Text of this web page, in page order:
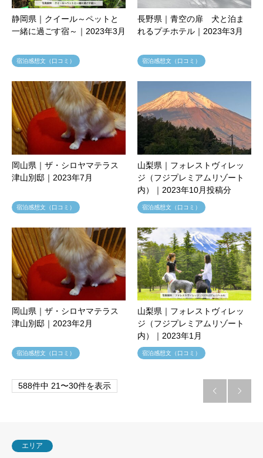
静岡県｜クイール～ペットと
一緒に過ごす宿～｜2023年3月
宿泊感想文（口コミ）
長野県｜青空の扉 犬と泊ま
れるプチホテル｜2023年3月
宿泊感想文（口コミ）
岡山県｜ザ・シロヤマテラス
津山別邸｜2023年7月
宿泊感想文（口コミ）
山梨県｜フォレストヴィレッ
ジ（フジプレミアムリゾート
内）｜2023年10月投稿分
宿泊感想文（口コミ）
岡山県｜ザ・シロヤマテラス
津山別邸｜2023年2月
宿泊感想文（口コミ）
山梨県｜フォレストヴィレッ
ジ（フジプレミアムリゾート
内）｜2023年1月
宿泊感想文（口コミ）
588件中 21〜30件を表示
 
エリア